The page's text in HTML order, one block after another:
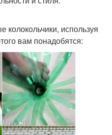
колокольчики, используя
вам понадобятся: